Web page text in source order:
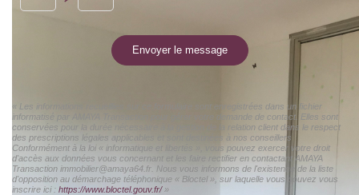
Envoyer le message
« Les informations recueillies sur ce formulaire sont enregistrées dans un fichier
informatisé par AMAYA Transaction pour gérer votre demande de contact. Elles sont
conservées pour la durée nécessaire à la gestion de la relation client dans le respect
des prescriptions légales applicables et sont destinées à nos conseillers
Conformément à la loi « informatique et libertés », vous pouvez exercer votre droit
d'accès aux données vous concernant et les faire rectifier en contactant AMAYA
Transaction immobilier@amaya64.fr. Nous vous informons de l'existence de la liste
d'opposition au démarchage téléphonique « Bloctel », sur laquelle vous pouvez vous
inscrire ici : https://www.bloctel.gouv.fr/»